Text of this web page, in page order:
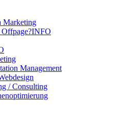
Marketing
INFO
Management
/ Consulting